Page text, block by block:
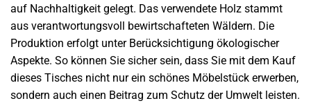
auf Nachhaltigkeit gelegt. Das verwendete Holz stammt
aus verantwortungsvoll bewirtschafteten Wäldern. Die
Produktion erfolgt unter Berücksichtigung ökologischer
Aspekte. So können Sie sicher sein, dass Sie mit dem Kauf
dieses Tisches nicht nur ein schönes Möbelstück erwerben,
sondern auch einen Beitrag zum Schutz der Umwelt leisten.